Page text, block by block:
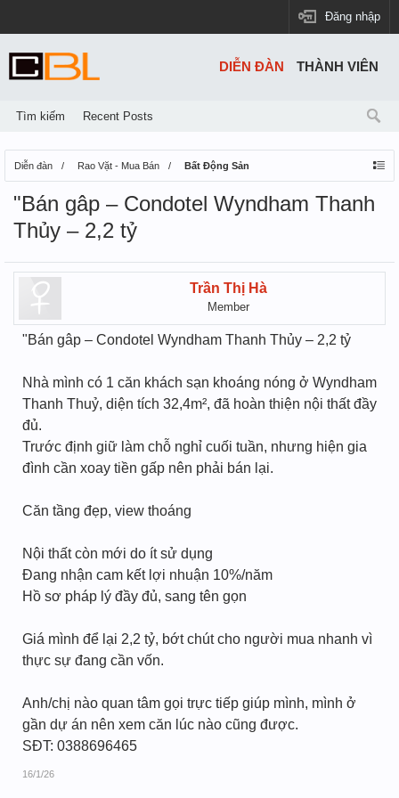
Đăng nhập
Diễn đàn Rao Vặt - Mua Bán Bất Động Sản
"Bán gâp – Condotel Wyndham Thanh
Thủy – 2,2 tỷ
Trần Thị Hà
Member
"Bán gâp – Condotel Wyndham Thanh Thủy – 2,2 tỷ
Nhà mình có 1 căn khách sạn khoáng nóng ở Wyndham
Thanh Thuỷ, diện tích 32,4m², đã hoàn thiện nội thất đầy
đủ.
Trước định giữ làm chỗ nghỉ cuối tuần, nhưng hiện gia
đình cần xoay tiền gấp nên phải bán lại.
Căn tầng đẹp, view thoáng
Nội thất còn mới do ít sử dụng
Đang nhận cam kết lợi nhuận 10%/năm
Hồ sơ pháp lý đầy đủ, sang tên gọn
Giá mình để lại 2,2 tỷ, bớt chút cho người mua nhanh vì
thực sự đang cần vốn.
Anh/chị nào quan tâm gọi trực tiếp giúp mình, mình ở
gần dự án nên xem căn lúc nào cũng được.
SĐT: 0388696465
16/1/26
DIỄN ĐÀN
Tìm kiếm Recent Posts
THÀNH VIÊN